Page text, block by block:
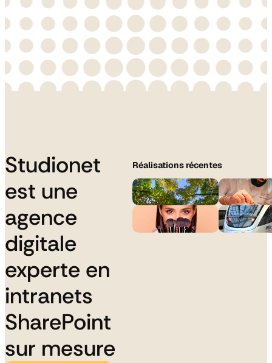
Studionet
est une
agence
digitale
experte en
intranets
SharePoint
sur mesure
Réalisations récentes